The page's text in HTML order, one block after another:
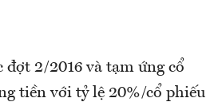
đợt 2/2016 và tạm ứng cổ
tiền với tỷ lệ 20%/cổ phiếu